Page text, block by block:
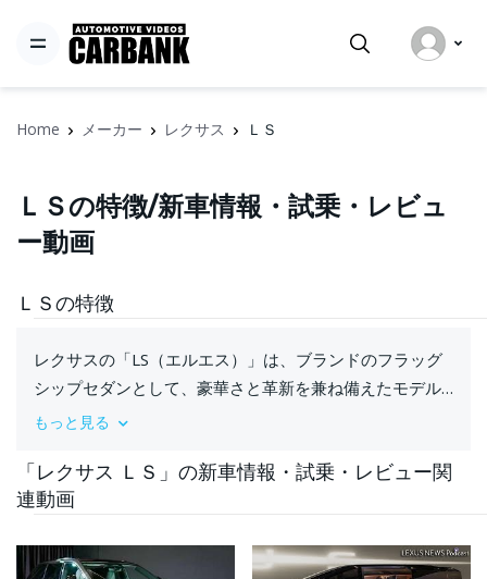
Home メーカー レクサス ＬＳ
ＬＳの特徴/新車情報・試乗・レビュ
ー動画
ＬＳの特徴
レクサスの「LS（エルエス）」は、ブランドのフラッグ
シップセダンとして、豪華さと革新を兼ね備えたモデル
です。初代は1989年に登場し、その後も進化を続け、現
クラスにふさわしい洗練されたデザインと快適性を提供
し、高級車市場において強い存在感を放っています。
もっと見る
「レクサス ＬＳ」の新車情報・試乗・レビュー関
連動画